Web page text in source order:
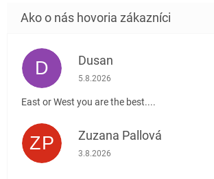
D Dusan
Hodnotenie obchodu je 5 z 5
5.8.2026
East or West you are the best....
ZP Zuzana Pallová
Hodnotenie obchodu je 5 z 5
3.8.2026